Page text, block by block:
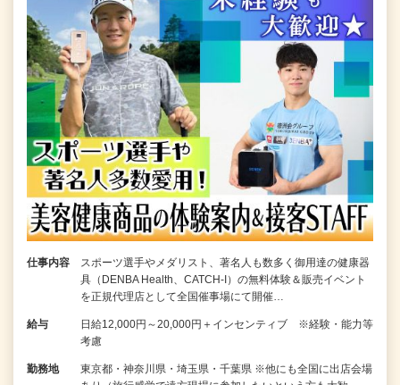
仕事内容
スポーツ選手やメダリスト、著名人も数多く御用達の健康器
具（DENBA Health、CATCH-I）の無料体験＆販売イベント
を正規代理店として全国催事場にて開催…
給与
日給12,000円～20,000円＋インセンティブ ※経験・能力等
考慮
勤務地
東京都・神奈川県・埼玉県・千葉県 ※他にも全国に出店会場